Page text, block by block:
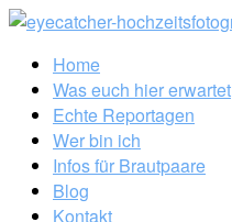
Home
Was euch hier erwartet
Echte Reportagen
Wer bin ich
Infos für Brautpaare
Blog
Kontakt